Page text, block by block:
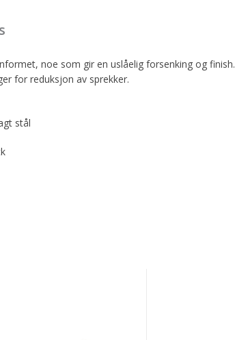
noe som gir en uslåelig forsenking og finish.
for reduksjon av sprekker.
stål